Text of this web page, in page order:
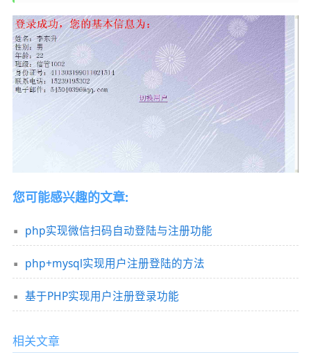
您可能感兴趣的文章:
php实现微信扫码自动登陆与注册功能
php+mysql实现用户注册登陆的方法
基于PHP实现用户注册登录功能
相关文章